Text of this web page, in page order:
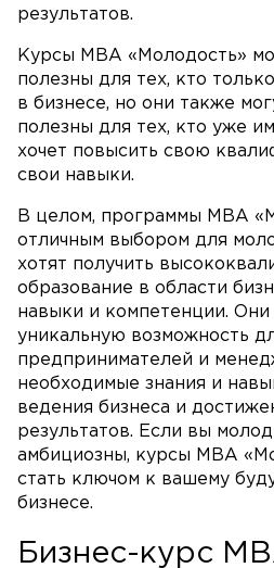
результатов.
Курсы MBA «Молодость»
полезны для тех, кто
в бизнесе, но они также
полезны для тех, кто уже
хочет повысить свою
свои навыки.
В целом, программы MBA
отличным выбором для
хотят получить
образование в области
навыки и компетенции.
уникальную возможность
предпринимателей и
необходимые знания и
ведения бизнеса и
результатов. Если вы
амбициозны, курсы MBA
стать ключом к вашему
бизнесе.
Бизнес-курс